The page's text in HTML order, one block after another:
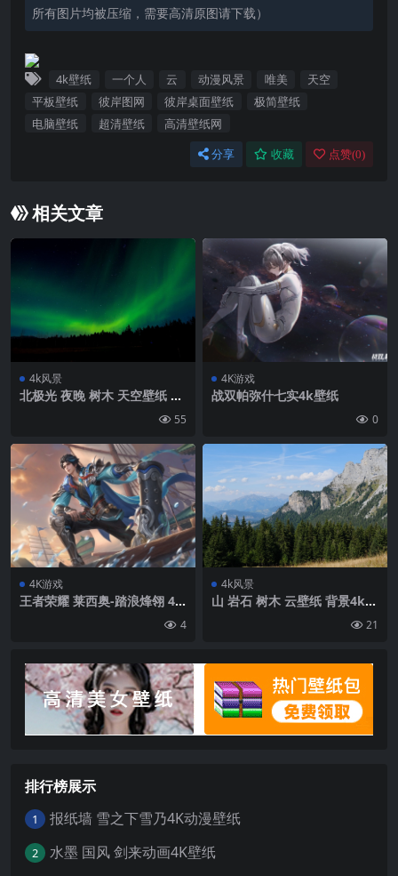
所有图片均被压缩，需要高清原图请下载）
4k壁纸 一个人 云 动漫风景 唯美
天空
平板壁纸
彼岸图网 彼岸桌面壁纸
极简壁纸
电脑壁纸
超清壁纸 高清壁纸网
分享 收藏 点赞(0)
相关文章
4k风景
北极光 夜晚 树木 天空壁纸 背
55
4K游戏
战双帕弥什七实4k壁纸
0
4K游戏
王者荣耀 莱西奥-踏浪烽翎 4K
4
4k风景
山 岩石 树木 云壁纸 背景4k高
21
排行榜展示
1 报纸墙 雪之下雪乃4K动漫壁纸
2 水墨 国风 剑来动画4K壁纸